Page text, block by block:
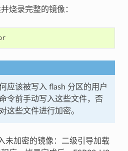
烧录完整的镜像：
monitor
应该被写入 flash 分区的用户
令前手动写入这些文件，否
这些文件进行加密。
未加密的镜像：二级引导加载